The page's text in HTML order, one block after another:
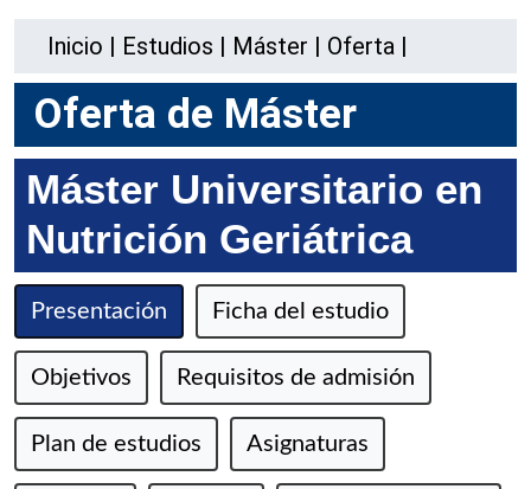
Inicio | Estudios | Máster | Oferta |
Oferta de Máster
Máster Universitario en
Nutrición Geriátrica
Presentación Ficha del estudio
Objetivos Requisitos de admisión
Plan de estudios Asignaturas